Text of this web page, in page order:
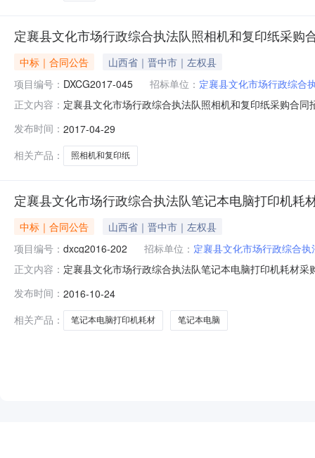
定襄县文化市场行政综合执法队照相机和复印纸采购
中标｜合同公告
山西省｜晋中市｜左权县
项目编号： DXCG2017-045 招标单位： 定襄县文化市场行政综合
正文内容： 定襄县文化市场行政综合执法队照相机和复印纸采购合
印纸采购采购人(甲方)：定襄县文化市场行政综合执法队
按照
发布时间： 2017-04-29
相关产品：
照相机和复印纸
定襄县文化市场行政综合执法队笔记本电脑打印机耗
中标｜合同公告
山西省｜晋中市｜左权县
项目编号： dxcg2016-202 招标单位： 定襄县文化市场行政综合执
正文内容： 定襄县文化市场行政综合执法队笔记本电脑打印机耗材
人(甲方)：定襄县文化市场行政综合执法队代理机构：定
民
发布时间： 2016-10-24
相关产品：
笔记本电脑打印机耗材 笔记本电脑